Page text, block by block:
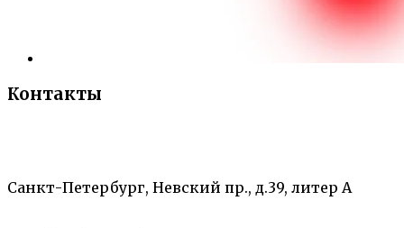
Контакты
Санкт-Петербург, Невский пр., д.39, литер А